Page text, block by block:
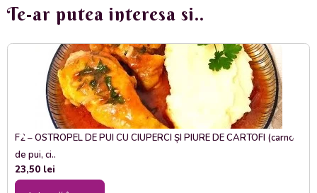
Te-ar putea interesa si..
F2 – OSTROPEL DE PUI CU CIUPERCI ȘI PIURE DE CARTOFI (carne
de pui, ci..
23,50 lei